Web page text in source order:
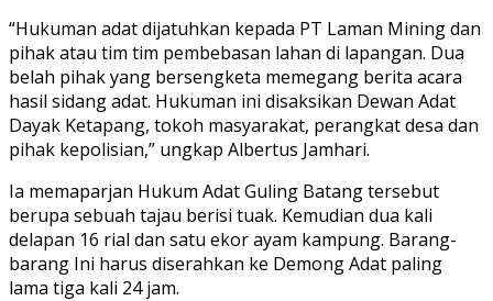
“Hukuman adat dijatuhkan kepada PT Laman Mining dan
pihak atau tim tim pembebasan lahan di lapangan. Dua
belah pihak yang bersengketa memegang berita acara
hasil sidang adat. Hukuman ini disaksikan Dewan Adat
Dayak Ketapang, tokoh masyarakat, perangkat desa dan
pihak kepolisian,” ungkap Albertus Jamhari.
Ia memaparjan Hukum Adat Guling Batang tersebut
berupa sebuah tajau berisi tuak. Kemudian dua kali
delapan 16 rial dan satu ekor ayam kampung. Barang-
barang Ini harus diserahkan ke Demong Adat paling
lama tiga kali 24 jam.